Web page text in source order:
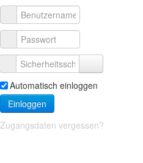
Automatisch einloggen
Einloggen
Zugangsdaten vergessen?